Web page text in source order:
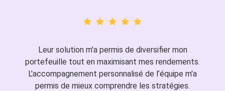
Leur solution m'a permis de diversifier mon
portefeuille tout en maximisant mes rendements.
L'accompagnement personnalisé de l’équipe m'a
permis de mieux comprendre les stratégies.